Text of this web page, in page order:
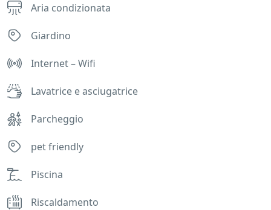
Aria condizionata
Giardino
Internet – Wifi
Lavatrice e asciugatrice
Parcheggio
pet friendly
Piscina
Riscaldamento